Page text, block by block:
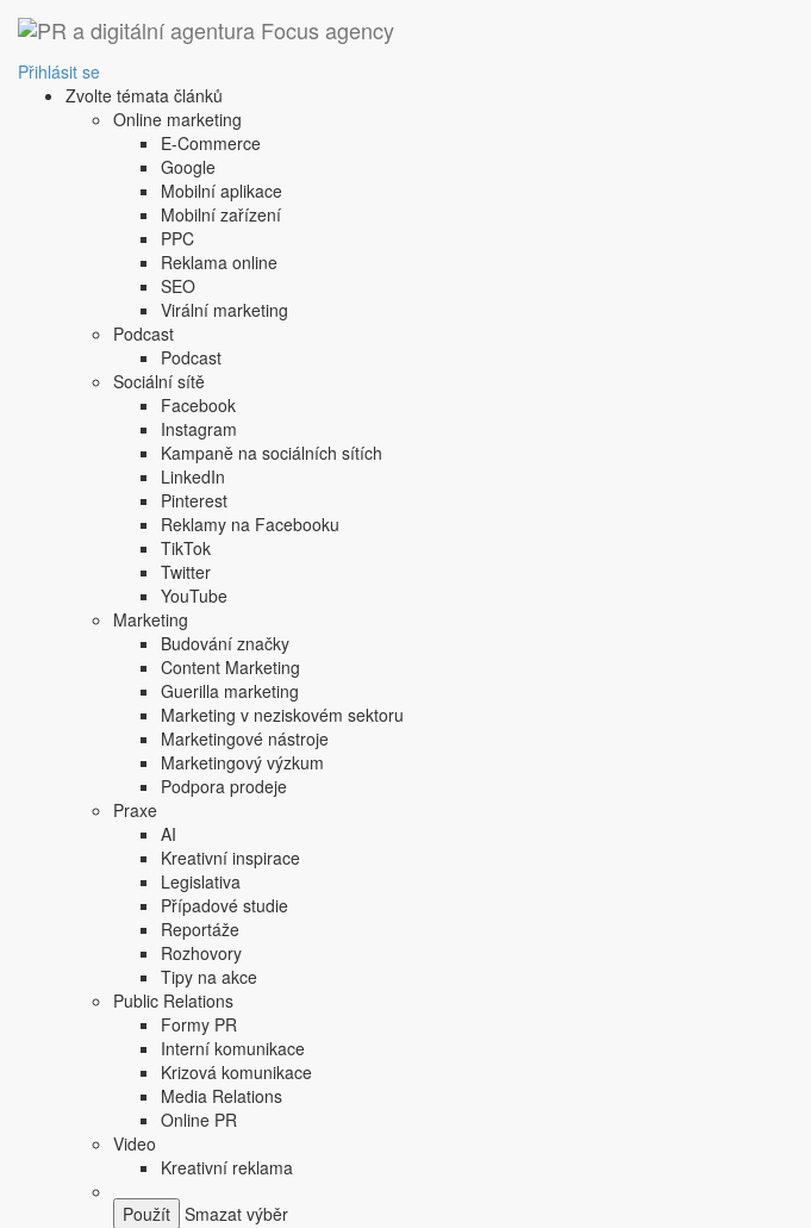
Přihlásit se
Zvolte témata článků
Online marketing
E-Commerce
Google
Mobilní aplikace
Mobilní zařízení
PPC
Reklama online
SEO
Virální marketing
Podcast
Podcast
Sociální sítě
Facebook
Instagram
Kampaně na sociálních sítích
LinkedIn
Pinterest
Reklamy na Facebooku
TikTok
Twitter
YouTube
Marketing
Budování značky
Content Marketing
Guerilla marketing
Marketing v neziskovém sektoru
Marketingové nástroje
Marketingový výzkum
Podpora prodeje
Praxe
AI
Kreativní inspirace
Legislativa
Případové studie
Reportáže
Rozhovory
Tipy na akce
Public Relations
Formy PR
Interní komunikace
Krizová komunikace
Media Relations
Online PR
Video
Kreativní reklama
Smazat výběr
27. 11. 2017 |Petr Michl
Facebook pokračuje ve své snaze o vypořádání se s údělem hřiště pro ruské trolly před
které lajkovali.
Facebook před časem přišel s oznámením o větší transparentnosti reklam a inzerentů.
americkým uživatelům Stránky a příspěvky, které se dle něj na popud ruské vlády snažily
Facebook k tomu vtiskové zprávě
...Toto je součástí naší dlouhodobé snahy ochránit naše platformy a
demokracii.
Jako součást tohoto pokračujícího závazku vytvoříme brzy portál
nebo účty na Instagramu náležící Internet Research Agency mohli v
bude k dispozici v centru nápovědy koncem roku."
Při uvedeníInternet Research Agency
zaměstnávající stovky lidí, jejichž pracovní náplní je šířit dezinformace v mnoha zemích